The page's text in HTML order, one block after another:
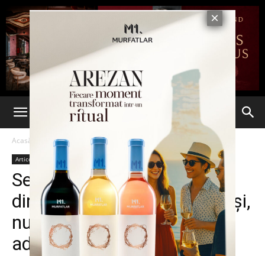
Acasă Articole
Articole
Sergiu Iulian Jităreanu,
director executiv la APIA Iaşi,
numit director general
adjunct la APIA